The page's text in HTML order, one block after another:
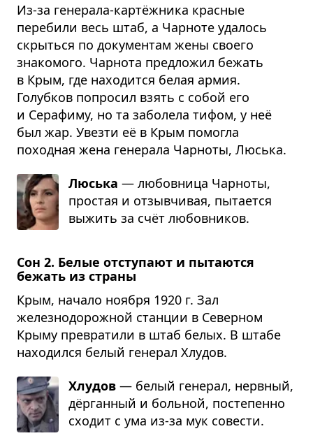
Из-за генерала-картёжника красные
перебили весь штаб, а Чарноте удалось
скрыться по документам жены своего
знакомого. Чарнота предложил бежать
в Крым, где находится белая армия.
Голубков попросил взять с собой его
и Серафиму, но та заболела тифом, у неё
был жар. Увезти её в Крым помогла
походная жена генерала Чарноты, Люська.
Люська — любов­ница Чар­ноты,
про­стая и отзыв­чи­вая, пыта­ется
выжить за счёт любов­ни­ков.
Сон 2. Белые отступают и пытаются
бежать из страны
Крым, начало ноября 1920 г. Зал
железнодорожной станции в Северном
Крыму превратили в штаб белых. В штабе
находился белый генерал Хлудов.
Хлудов — белый гене­рал, нерв­ный,
дёр­ган­ный и боль­ной, посте­пенно
схо­дит с ума из-за мук сове­сти.